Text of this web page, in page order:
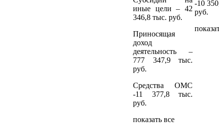
иные цели – 42
346,8 тыс. руб.
Приносящая
доход
деятельность –
777 347,9 тыс.
руб.
Средства ОМС
-11 377,8 тыс.
руб.
показать все
-10
руб.